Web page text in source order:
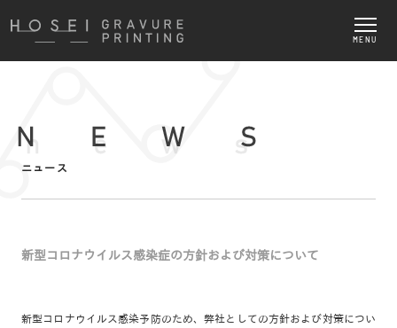
MENU
ニュース
新型コロナウイルス感染症の方針および対策について
新型コロナウイルス感染予防のため、弊社としての方針および対策につい